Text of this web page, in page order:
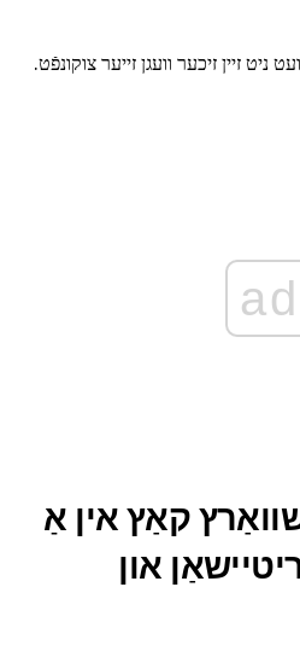
זיין זיכער וועגן זייער צוקונפֿט.
ad
קאַץ אין אַ
און